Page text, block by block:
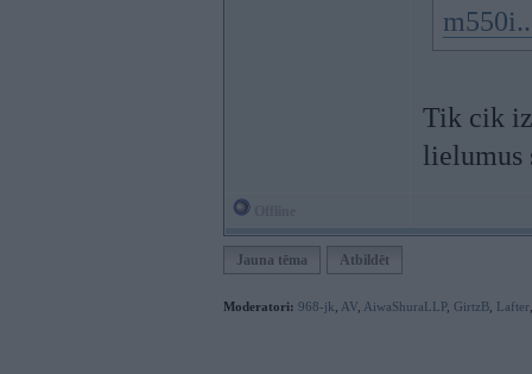
Tik cik
lielumus
Jauna tēma Atbildēt
Moderatori: 968-jk AV AiwaShuraLLP, GirtzB Lafter